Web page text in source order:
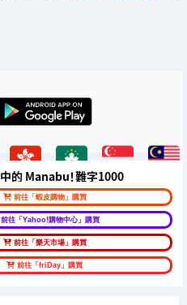
的 Manabu！難字1000
前往「蝦皮購物」購買
前往「Yahoo!購物中心」購買
前往「樂天市場」購買
前往「friDay」購買